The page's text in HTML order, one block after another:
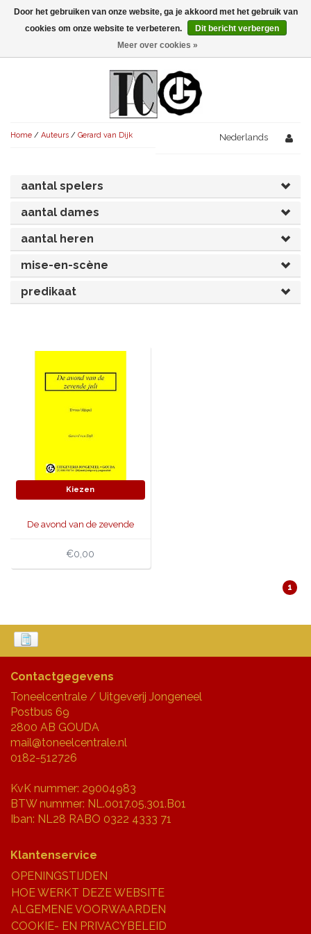
Menu
AVONDVULLEND (+75')
KORT (-30')
UITGELICHT!
AVONDVULLEND (+75')
OVERIG (30'-75')
UITGELICHT!
OVERIG (30'-75')
AVONDVULLEND (+75')
KORT (-30')
OVERIG (30'-75')
UITGELICHT!
SPEKTAKELSTUKKEN
JUBILEUMSTUK
KOSTUUMSTUK
MUSICAL
OVERIG
SINTERKLAASTONEEL
KERSTTONEEL
HANDBOEKEN
THEATERBOEKEN
RECHTEN REGELEN
Home / Auteurs / Gerard van Dijk Nederlands
aantal spelers
aantal dames
aantal heren
mise-en-scène
predikaat
Kiezen
De avond van de zevende
€0,00
1
Contactgegevens
Toneelcentrale / Uitgeverij Jongeneel
Postbus 69
2800 AB GOUDA
mail@toneelcentrale.nl
0182-512726
KvK nummer: 29004983
BTW nummer: NL.0017.05.301.B01
Iban: NL28 RABO 0322 4333 71
Klantenservice
OPENINGSTIJDEN
HOE WERKT DEZE WEBSITE
ALGEMENE VOORWAARDEN
COOKIE- EN PRIVACYBELEID
Door het gebruiken van onze website, ga je akkoord met het gebruik van
cookies om onze website te verbeteren.
Dit bericht verbergen
Meer over cookies »